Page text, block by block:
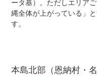
ータ基）。ただしエリア
縄全体が上がっている」
す。
本島北部（恩納村・